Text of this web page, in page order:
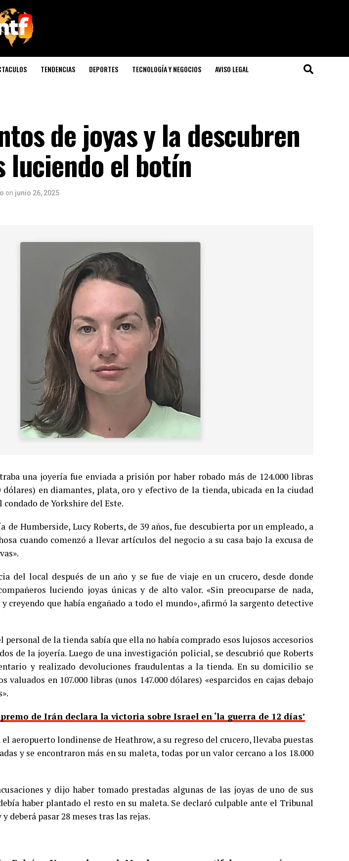
TENDENCIAS DEPORTES TECNOLOGÍA Y NEGOCIOS AVISO LEGAL
de joyas y la descubren
luciendo el botín
on junio 26, 2025
una joyería fue enviada a prisión por haber robado más de 124.000 libras
dólares) en diamantes, plata, oro y efectivo de la tienda, ubicada en la ciudad
de Yorkshire del Este.
de Humberside, Lucy Roberts, de 39 años, fue descubierta por un empleado, a
cuando comenzó a llevar artículos del negocio a su casa bajo la excusa de
del local después de un año y se fue de viaje en un crucero, desde donde
luciendo joyas únicas y de alto valor. «Sin preocuparse de nada,
creyendo que había engañado a todo el mundo», afirmó la sargento detective
personal de la tienda sabía que ella no había comprado esos lujosos accesorios
de la joyería. Luego de una investigación policial, se descubrió que Roberts
y realizado devoluciones fraudulentas a la tienda. En su domicilio se
valuados en 107.000 libras (unos 147.000 dólares) «esparcidos en cajas debajo
de Irán declara la victoria sobre Israel en ‘la guerra de 12 días’
aeropuerto londinense de Heathrow, a su regreso del crucero, llevaba puestas
y se encontraron más en su maleta, todas por un valor cercano a los 18.000
y dijo haber tomado prestadas algunas de las joyas de uno de sus
haber plantado el resto en su maleta. Se declaró culpable ante el Tribunal
deberá pasar 28 meses tras las rejas.